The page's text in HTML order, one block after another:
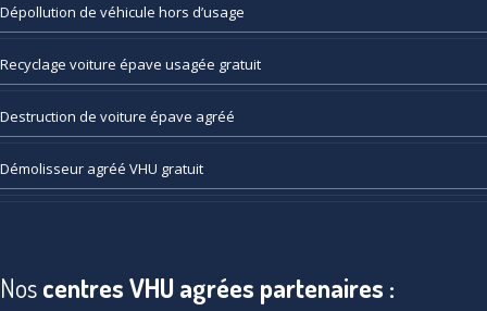
Dépollution de véhicule hors d’usage
Recyclage voiture épave usagée gratuit
Destruction de voiture épave agréé
Démolisseur agréé VHU gratuit
Noscentres VHU agrées partenaires :